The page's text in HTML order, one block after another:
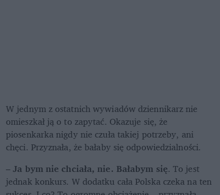
W jednym z ostatnich wywiadów dziennikarz nie
omieszkał ją o to zapytać. Okazuje się, że
piosenkarka nigdy nie czuła takiej potrzeby, ani
chęci. Przyznała, że bałaby się odpowiedzialności.
– Ja bym nie chciała, nie. Bałabym się. To jest
jednak konkurs. W dodatku cała Polska czeka na ten